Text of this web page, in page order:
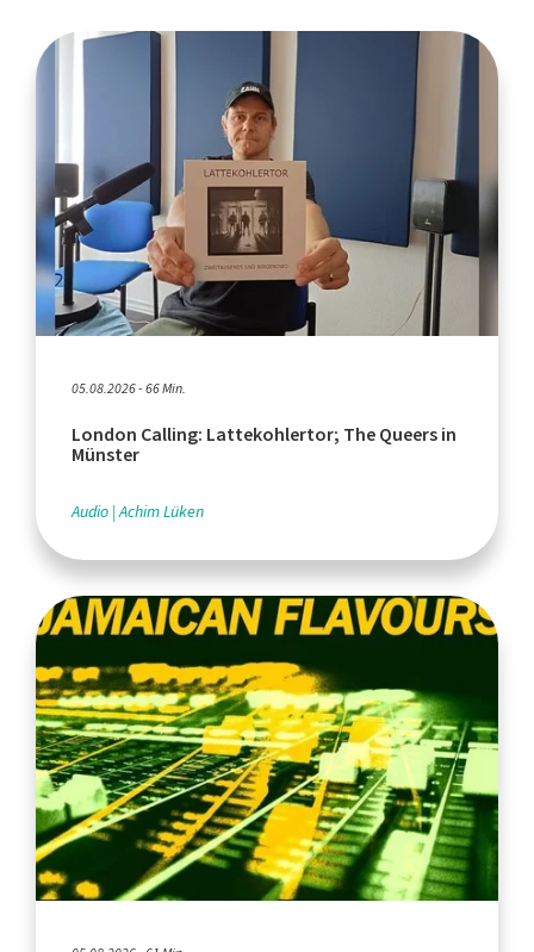
05.08.2026 - 66 Min.
London Calling: Lattekohlertor; The Queers in
Münster
Audio Achim Lüken